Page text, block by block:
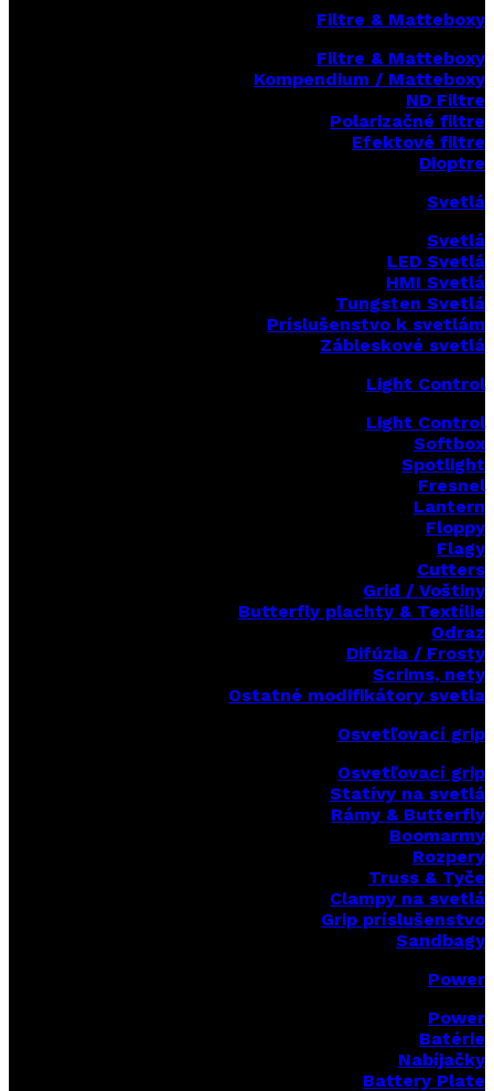
Filtre & Matteboxy
Filtre & Matteboxy
Kompendium / Matteboxy
ND Filtre
Polarizačné filtre
Efektové filtre
Dioptre
Svetlá
Svetlá
LED Svetlá
HMI Svetlá
Tungsten Svetlá
Príslušenstvo k svetlám
Zábleskové svetlá
Light Control
Light Control
Softbox
Spotlight
Fresnel
Lantern
Floppy
Flagy
Cutters
Grid / Voštiny
Butterfly plachty & Textílie
Odraz
Difúzia / Frosty
Scrims, nety
Ostatné modifikátory svetla
Osvetľovací grip
Osvetľovací grip
Statívy na svetlá
Rámy & Butterfly
Boomarmy
Rozpery
Truss & Tyče
Clampy na svetlá
Grip príslušenstvo
Sandbagy
Power
Power
Batérie
Nabíjačky
Battery Plate